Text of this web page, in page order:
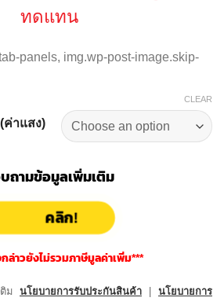
ทดแทน
panels, img.wp-post-image.skip-
ค่าแสง)
CLEAR
ถามข้อมูลเพิ่มเติม
คลิก!
กล่าวยังไม่รวมภาษีมูลค่าเพิ่ม***
ม นโยบายการรับประกันสินค้า
นโยบายการ